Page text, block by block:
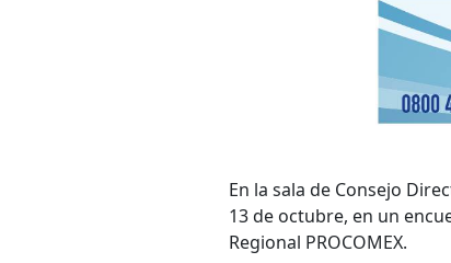
En la sala de Consejo
13 de octubre, en un
Regional PROCOMEX.